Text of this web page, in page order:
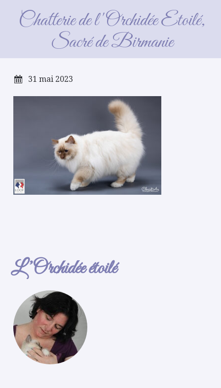
Chatterie de l'Orchidée Etoilé,
Sacré de Birmanie
Néron CGA 2023
31 mai 2023
L’Orchidée étoilé